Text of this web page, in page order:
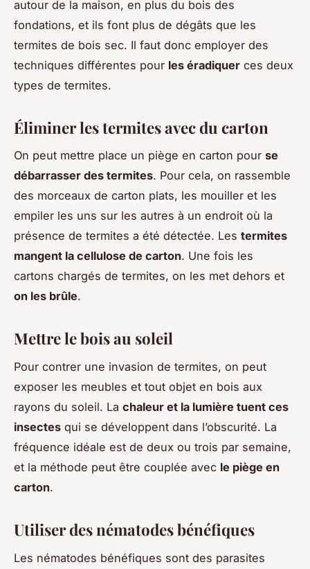
autour de la maison, en plus du bois des
fondations, et ils font plus de dégâts que les
termites de bois sec. Il faut donc employer des
techniques différentes pour les éradiquer ces deux
types de termites.
Éliminer les termites avec du carton
On peut mettre place un piège en carton pour se
débarrasser des termites. Pour cela, on rassemble
des morceaux de carton plats, les mouiller et les
empiler les uns sur les autres à un endroit où la
présence de termites a été détectée. Les termites
mangent la cellulose de carton. Une fois les
cartons chargés de termites, on les met dehors et
on les brûle.
Mettre le bois au soleil
Pour contrer une invasion de termites, on peut
exposer les meubles et tout objet en bois aux
rayons du soleil. La chaleur et la lumière tuent ces
insectes qui se développent dans l’obscurité. La
fréquence idéale est de deux ou trois par semaine,
et la méthode peut être couplée avec le piège en
carton.
Utiliser des nématodes bénéfiques
Les nématodes bénéfiques sont des parasites